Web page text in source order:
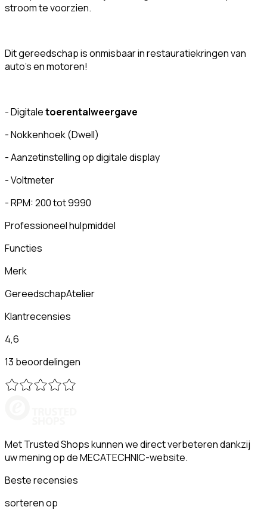
stroom te voorzien.
Dit gereedschap is onmisbaar in restauratiekringen van
auto's en motoren!
- Digitaletoerentalweergave
- Nokkenhoek (Dwell)
- Aanzetinstelling op digitale display
- Voltmeter
- RPM: 200 tot 9990
Professioneel hulpmiddel
Functies
Merk
GereedschapAtelier
Klantrecensies
4,6
13 beoordelingen
Met Trusted Shops kunnen we direct verbeteren dankzij
uw mening op de MECATECHNIC-website.
Beste recensies
sorteren op